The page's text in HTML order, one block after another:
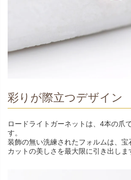
彩りが際立つデザイン
ロードライトガーネットは、4本の爪
す。
装飾の無い洗練されたフォルムは、宝
カットの美しさを最大限に引き出しま